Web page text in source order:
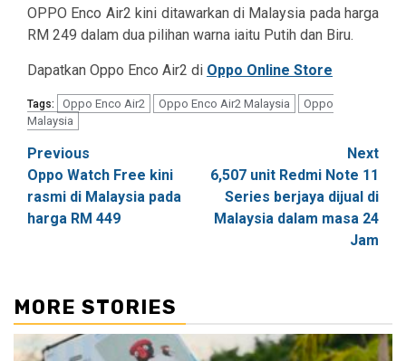
OPPO Enco Air2 kini ditawarkan di Malaysia pada harga
RM 249 dalam dua pilihan warna iaitu Putih dan Biru.
Dapatkan Oppo Enco Air2 di Oppo Online Store
Tags: Oppo Enco Air2 Oppo Enco Air2 Malaysia
Oppo
Malaysia
Post
navigation
Previous
Oppo Watch Free kini
rasmi di Malaysia pada
harga RM 449
Next
6,507 unit Redmi Note 11
Series berjaya dijual di
Malaysia dalam masa 24
Jam
MORE STORIES